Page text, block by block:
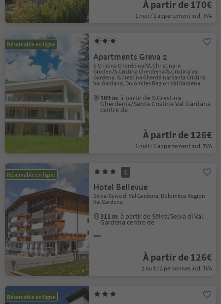
À partir de 170€
1 nuit / 1 appartement incl. TVA
Réservable en ligne
Apartments Greva 2
S.Cristina Gherdëina/St.Christina in
Gröden/S.Cristina Gherdëina/S.Cristina Val
Gardena, S.Crestina Gherdëina/Santa Cristina
Val Gardana, Dolomites Region Val Gardena
189 m à partir de S.Crestina
Gherdëina/Santa Cristina Val Gardana
centre de
À partir de 126€
1 nuit / 1 appartement incl. TVA
Réservable en ligne S
Hotel Bellevue
Sëlva/Selva di Val Gardena, Dolomites Region
Val Gardena
311 m à partir de Sëlva/Selva di Val
Gardena centre de
À partir de 126€
1 nuit / 2 personnes incl. TVA
Réservable en ligne